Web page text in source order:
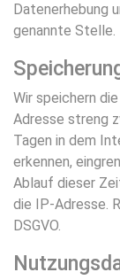
Datenerhebung
genannte Stelle.
Wir speichern
Adresse streng
Tagen in dem
erkennen,
Ablauf dieser
die IP-Adresse.
DSGVO.